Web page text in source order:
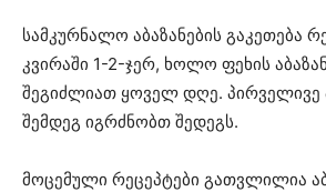
სამკურნალო აბაზანების გაკეთება
კვირაში 1-2-ჯერ, ხოლო ფეხის
შეგიძლიათ ყოველ დღე. პირველივე
შემდეგ იგრძნობთ შედეგს.
მოცემული რეცეპტები გათვლილია